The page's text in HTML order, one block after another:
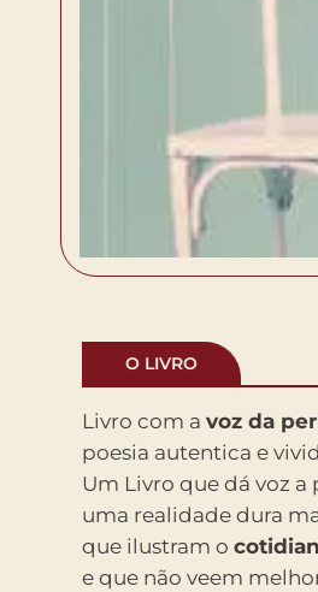
O LIVRO
Livro com a voz da
poesia autentica e
Um Livro que dá voz
uma realidade dura
que ilustram o
e que não veem